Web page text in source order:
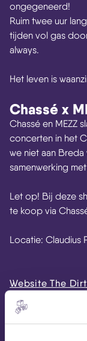
ongegeneerd!
Ruim twee uur
tijden vol gas
always.
Het leven is
Chassé x
Chassé en MEZZ
concerten in het
we niet aan
samenwerking
Let op! Bij deze
te koop via
Locatie: Claudius
Website The
The Dirty
The Dirty